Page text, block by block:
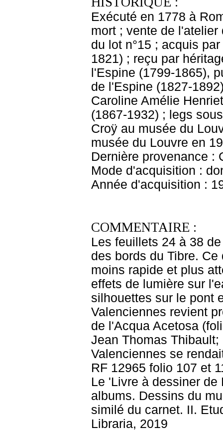
Exécuté en 1778 à
mort ; vente de
du lot n°15 ; acquis
1821) ; reçu par
l'Espine (1799-1865),
de l'Espine (1827-
Caroline Amélie
(1867-1932) ; legs
Croÿ au musée du
musée du Louvre en
Dernière provenance :
Mode d'acquisition :
Année d'acquisition :
COMMENTAIRE :
Les feuillets 24 à 38
des bords du Tibre.
moins rapide et plus
effets de lumière sur
silhouettes sur le pont
Valenciennes revient
de l'Acqua Acetosa
Jean Thomas
Valenciennes se
RF 12965 folio 107 et
Le 'Livre à dessiner
albums. Dessins du
similé du carnet. II.
Libraria, 2019